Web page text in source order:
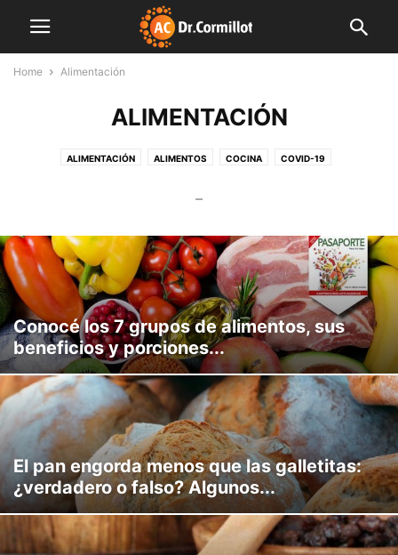
Home Alimentación
ALIMENTACIÓN
ALIMENTACIÓN ALIMENTOS COCINA COVID-19
NOTAS DE INTERÉS NUTRICIÓN NUTROPEDIA PLAN SEMANAL
PREVENCIÓN PRODUCCIÓN SALUD SIN CATEGORÍA VIDEO
–
Conocé los 7 grupos de alimentos, sus
beneficios y porciones...
El pan engorda menos que las galletitas:
¿verdadero o falso? Algunos...